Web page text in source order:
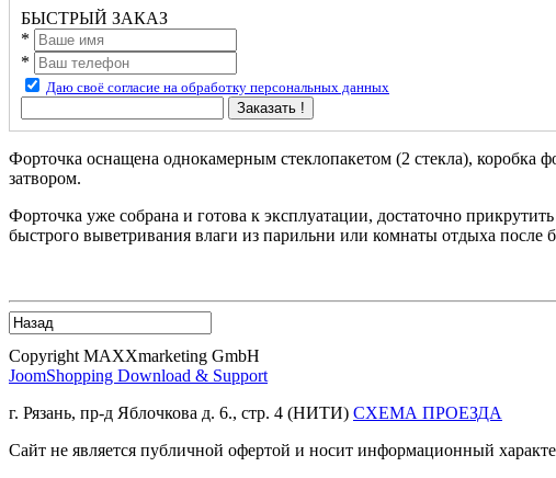
БЫСТРЫЙ ЗАКАЗ
*
*
Даю своё согласие на обработку персональных данных
Заказать !
Форточка оснащена однокамерным стеклопакетом (2 стекла),
затвором.
Форточка уже собрана и готова к эксплуатации, достаточно
быстрого выветривания влаги из парильни или комнаты отдыха после
Copyright MAXXmarketing GmbH
JoomShopping Download & Support
г. Рязань, пр-д Яблочкова д. 6., стр. 4 (НИТИ) СХЕМА ПРОЕЗДА
Сайт не является публичной офертой и носит информационный